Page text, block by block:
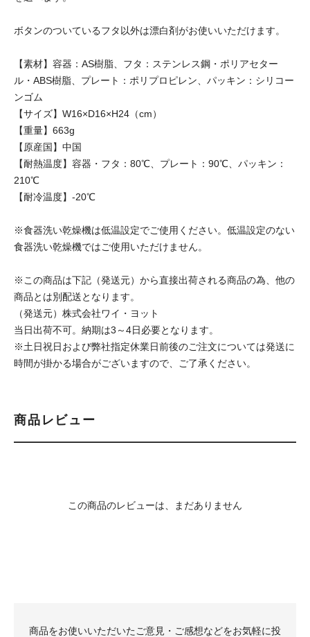
ボタンのついているフタ以外は漂白剤がお使いいただけます。
【素材】容器：AS樹脂、フタ：ステンレス鋼・ポリアセター
ル・ABS樹脂、プレート：ポリプロピレン、パッキン：シリコー
ンゴム
【サイズ】W16×D16×H24（cm）
【重量】663g
【原産国】中国
【耐熱温度】容器・フタ：80℃、プレート：90℃、パッキン：
210℃
【耐冷温度】-20℃
※食器洗い乾燥機は低温設定でご使用ください。低温設定のない
食器洗い乾燥機ではご使用いただけません。
※この商品は下記（発送元）から直接出荷される商品の為、他の
商品とは別配送となります。
（発送元）株式会社ワイ・ヨット
当日出荷不可。納期は3～4日必要となります。
※土日祝日および弊社指定休業日前後のご注文については発送に
時間が掛かる場合がございますので、ご了承ください。
商品レビュー
この商品のレビューは、まだありません
商品をお使いいただいたご意見・ご感想などをお気軽に投